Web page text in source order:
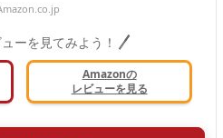
ーを見てみよう！
Amazonの
レビューを見る